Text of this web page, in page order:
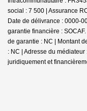
social : 7 500 | Assurance
Date de délivrance : 0000-
garantie financière :
de garantie : NC | Montant
: NC | Adresse du
juridiquement et